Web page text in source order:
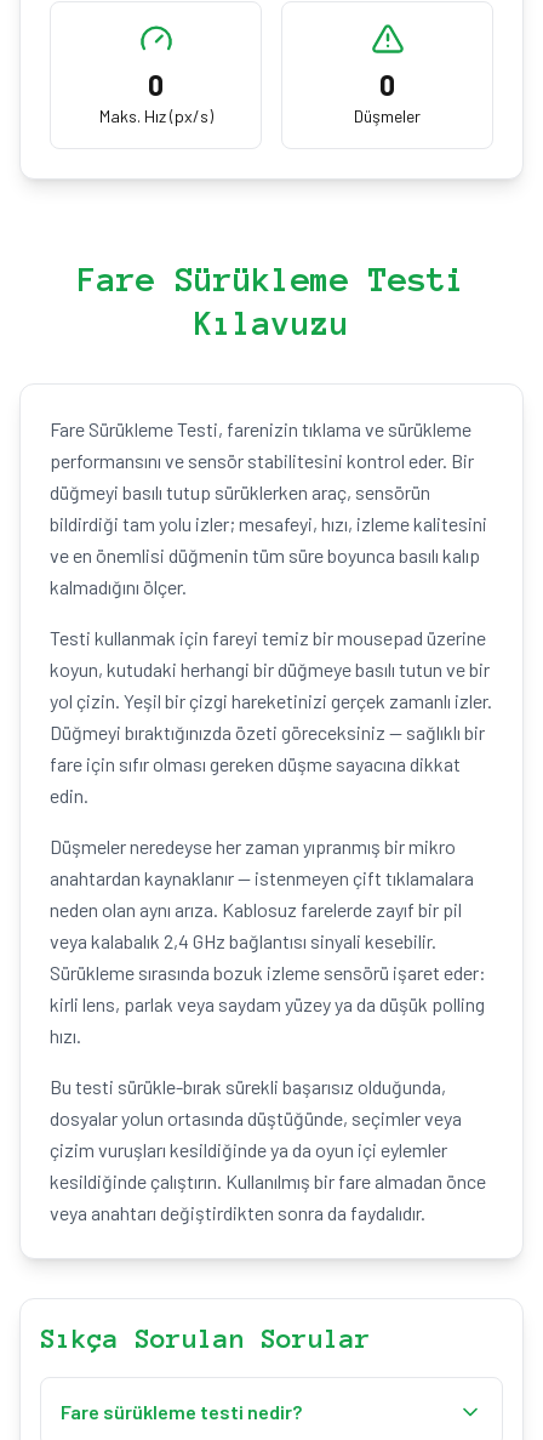
0
Maks. Hız (px/s)
0
Düşmeler
Fare Sürükleme Testi
Kılavuzu
Fare Sürükleme Testi, farenizin tıklama ve sürükleme
performansını ve sensör stabilitesini kontrol eder. Bir
düğmeyi basılı tutup sürüklerken araç, sensörün
bildirdiği tam yolu izler; mesafeyi, hızı, izleme kalitesini
ve en önemlisi düğmenin tüm süre boyunca basılı kalıp
kalmadığını ölçer.
Testi kullanmak için fareyi temiz bir mousepad üzerine
koyun, kutudaki herhangi bir düğmeye basılı tutun ve bir
yol çizin. Yeşil bir çizgi hareketinizi gerçek zamanlı izler.
Düğmeyi bıraktığınızda özeti göreceksiniz — sağlıklı bir
fare için sıfır olması gereken düşme sayacına dikkat
edin.
Düşmeler neredeyse her zaman yıpranmış bir mikro
anahtardan kaynaklanır — istenmeyen çift tıklamalara
neden olan aynı arıza. Kablosuz farelerde zayıf bir pil
veya kalabalık 2,4 GHz bağlantısı sinyali kesebilir.
Sürükleme sırasında bozuk izleme sensörü işaret eder:
kirli lens, parlak veya saydam yüzey ya da düşük polling
hızı.
Bu testi sürükle-bırak sürekli başarısız olduğunda,
dosyalar yolun ortasında düştüğünde, seçimler veya
çizim vuruşları kesildiğinde ya da oyun içi eylemler
kesildiğinde çalıştırın. Kullanılmış bir fare almadan önce
veya anahtarı değiştirdikten sonra da faydalıdır.
Sıkça Sorulan Sorular
Fare sürükleme testi nedir?